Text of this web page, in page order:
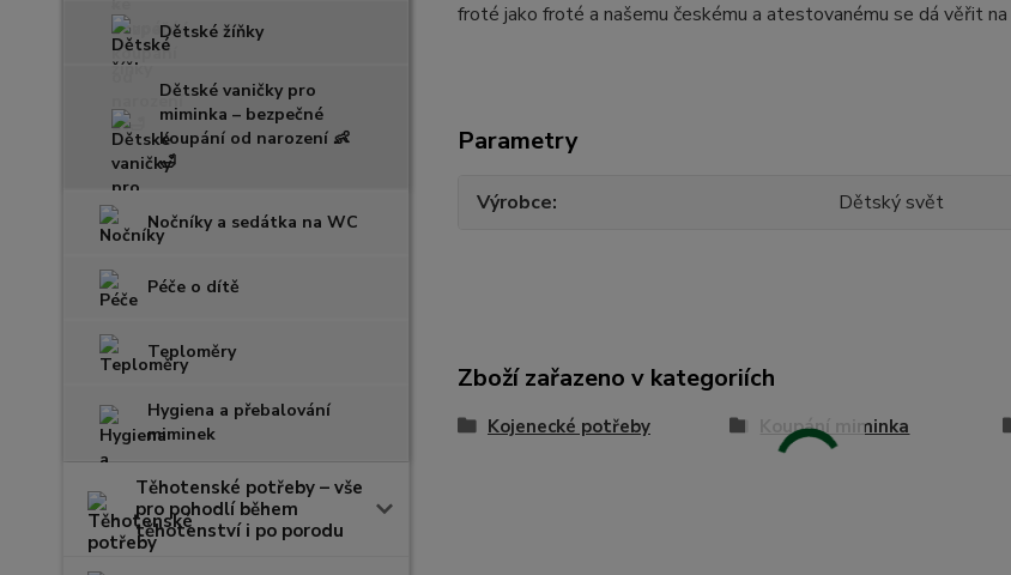
Dětské žíňky
Dětské vaničky pro
miminka – bezpečné
koupání od narození 👶
🛁
Nočníky a sedátka na WC
Péče o dítě
Teploměry
Hygiena a přebalování
miminek
Těhotenské potřeby – vše
pro pohodlí během
těhotenství i po porodu
froté jako froté a našemu českému a atestovanému se dá věřit
Parametry
Výrobce Dětský svět
Zboží zařazeno v kategoriích
Kojenecké potřeby Koupání miminka